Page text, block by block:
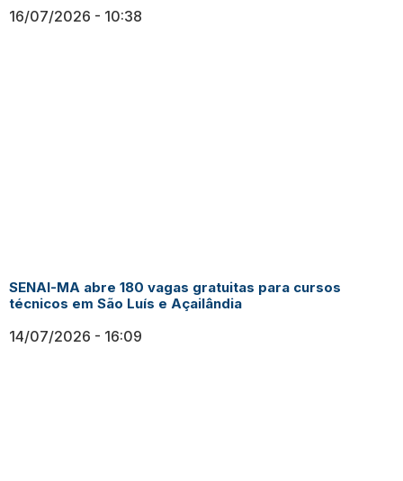
16/07/2026 10:38
SENAI-MA abre 180 vagas gratuitas para cursos
técnicos em São Luís e Açailândia
14/07/2026 16:09